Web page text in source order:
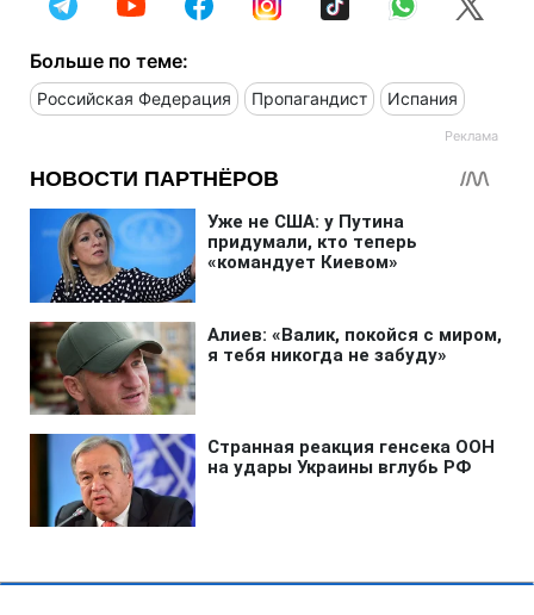
Больше по теме:
Российская Федерация Пропагандист Испания